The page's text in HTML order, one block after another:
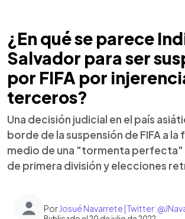
¿En qué se parece
Salvador para ser
por FIFA por
terceros?
Una decisión judicial en el país
borde de la suspensión de FIFA a
medio de una "tormenta perfecta"
de primera división y elecciones
Por Josué Navarrete | Twitter: